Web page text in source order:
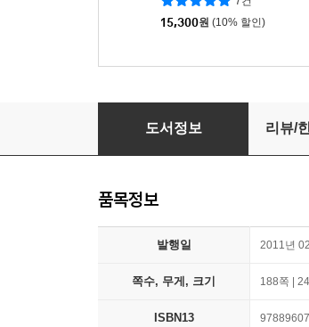
15,300원 (10% 할인)
남신의주 유동 박시봉방
도서정보 리뷰/
품목정보
발행일 2011년
쪽수, 무게, 크기 188쪽 |
ISBN13